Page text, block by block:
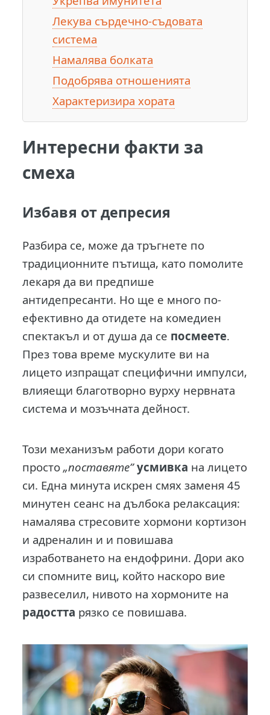
Лекува сърдечно-съдовата
система
Намалява болката
Подобрява отношенията
Характеризира хората
Интересни факти за
смеха
Избавя от депресия
Разбира се, може да тръгнете по
традиционните пътища, като помолите
лекаря да ви предпише
антидепресанти. Но ще е много по-
ефективно да отидете на комедиен
спектакъл и от душа да се посмеете.
През това време мускулите ви на
лицето изпращат специфични импулси,
влияещи благотворно вурху нервната
система и мозъчната дейност.
Този механизъм работи дори когато
просто „поставяте” усмивка на лицето
си. Една минута искрен смях заменя 45
минутен сеанс на дълбока релаксация:
намалява стресовите хормони кортизон
и адреналин и и повишава
изработването на ендофрини. Дори ако
си спомните виц, който наскоро вие
развеселил, нивото на хормоните на
радостта рязко се повишава.